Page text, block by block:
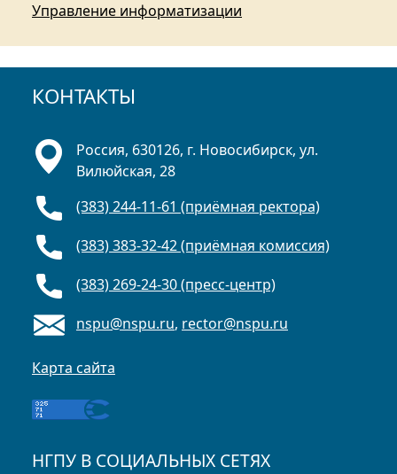
Управление информатизации
КОНТАКТЫ
Россия, 630126, г. Новосибирск, ул.
Вилюйская, 28
(383) 244-11-61 (приёмная ректора)
(383) 383-32-42 (приёмная комиссия)
(383) 269-24-30 (пресс-центр)
nspu@nspu.ru, rector@nspu.ru
Карта сайта
НГПУ В СОЦИАЛЬНЫХ СЕТЯХ